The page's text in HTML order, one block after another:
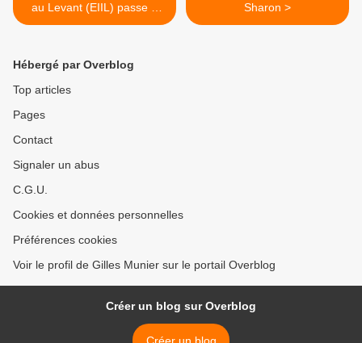
au Levant (EIIL) passe à
l’attaque médiatique et
Sharon >
Hébergé par Overblog
Top articles
Pages
Contact
Signaler un abus
C.G.U.
Cookies et données personnelles
Préférences cookies
Voir le profil de Gilles Munier sur le portail Overblog
Créer un blog sur Overblog